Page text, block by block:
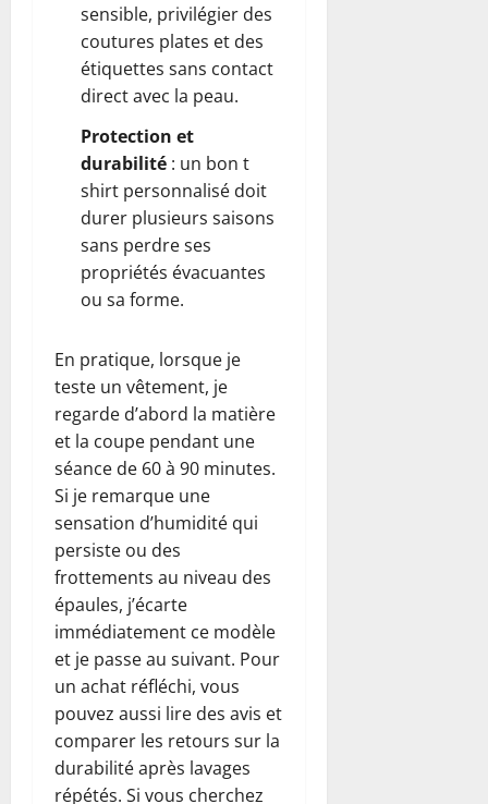
sensible, privilégier des
coutures plates et des
étiquettes sans contact
direct avec la peau.
Protection et
durabilité : un bon t
shirt personnalisé doit
durer plusieurs saisons
sans perdre ses
propriétés évacuantes
ou sa forme.
En pratique, lorsque je
teste un vêtement, je
regarde d’abord la matière
et la coupe pendant une
séance de 60 à 90 minutes.
Si je remarque une
sensation d’humidité qui
persiste ou des
frottements au niveau des
épaules, j’écarte
immédiatement ce modèle
et je passe au suivant. Pour
un achat réfléchi, vous
pouvez aussi lire des avis et
comparer les retours sur la
durabilité après lavages
répétés. Si vous cherchez